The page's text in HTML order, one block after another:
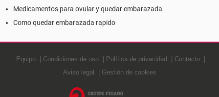
Medicamentos para ovular y quedar embarazada
Como quedar embarazada rapido
Equipo Condiciones de uso Política de privacidad
Contacto
Aviso legal
Gestión de cookies